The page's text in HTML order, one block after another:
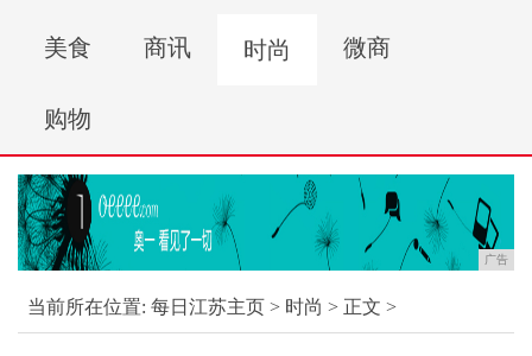
美食 商讯 时尚 微商
购物
广告
当前所在位置: 每日江苏主页 > 时尚 > 正文 >